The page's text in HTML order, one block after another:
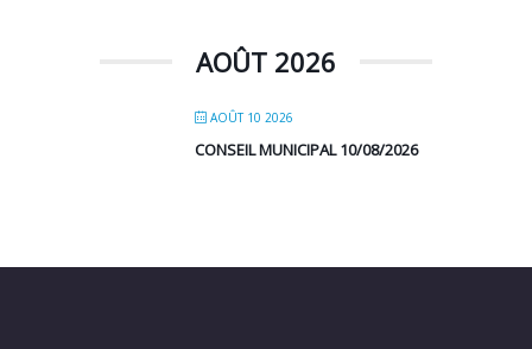
AOÛT 2026
AOÛT 10 2026
CONSEIL MUNICIPAL 10/08/2026